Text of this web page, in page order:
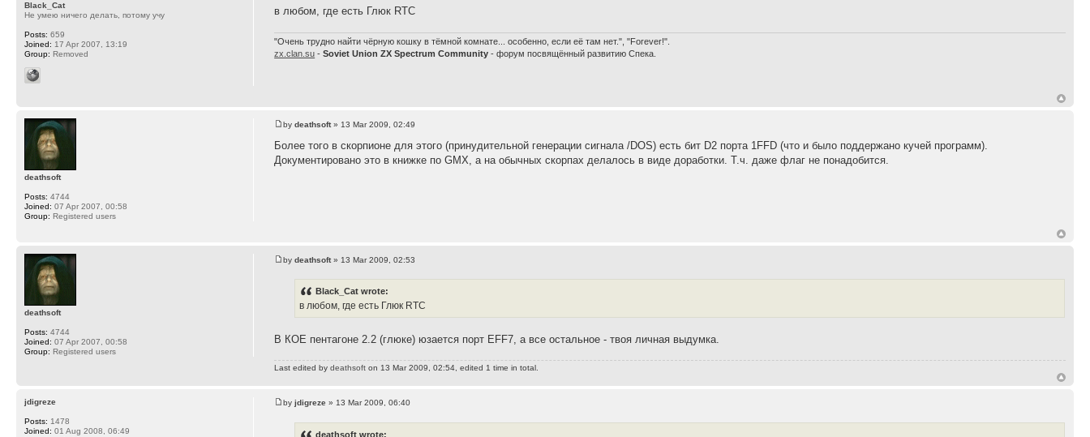
в любом, где есть Глюк RTC
"Очень трудно найти чёрную кошку в тёмной комнате... особенно, если её там нет.", "Forever!".
zx.clan.su -Soviet Union ZX Spectrum Community - форум посвящённый развитию Спека.
Black_Cat
Не умею ничего делать, потому учу
Posts: 659
Joined: 17 Apr 2007, 13:19
Group: Removed
bydeathsoft» 13 Mar 2009, 02:49
Более того в скорпионе для этого (принудительной генерации сигнала /DOS) есть бит D2 порта 1FFD (что и было поддержано кучей программ).
Документировано это в книжке по GMX, а на обычных скорпах делалось в виде доработки. Т.ч. даже флаг не понадобится.
deathsoft
Posts: 4744
Joined: 07 Apr 2007, 00:58
Group: Registered users
bydeathsoft» 13 Mar 2009, 02:53
Black_Cat wrote:
в любом, где есть Глюк RTC
В КОЕ пентагоне 2.2 (глюке) юзается порт EFF7, а все остальное - твоя личная выдумка.
Last edited bydeathsoft on 13 Mar 2009, 02:54, edited 1 time in total.
deathsoft
Posts: 4744
Joined: 07 Apr 2007, 00:58
Group: Registered users
byjdigreze » 13 Mar 2009, 06:40
deathsoft wrote:
jdigreze
Posts: 1478
Joined: 01 Aug 2008, 06:49